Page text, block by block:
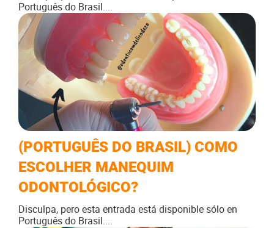
Português do Brasil....
(PORTUGUÊS DO BRASIL) COMO
ESCOLHER MANEQUIM
ODONTOLÓGICO?
Disculpa, pero esta entrada está disponible sólo en
Português do Brasil....